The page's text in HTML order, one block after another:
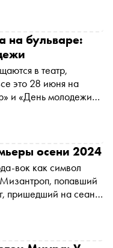
гид по главным
балкон лучше
— вопреки
на бульваре:
в театр,
это 28 июня на
и «День молодежи»
до
и смелыми
осени 2024
вок как символ
попавший
пришедший на сеанс
в московских и